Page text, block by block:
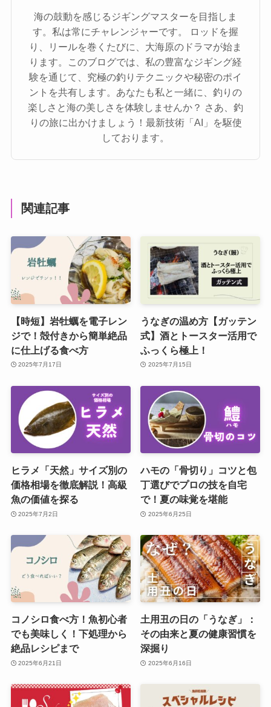
海の鼓動を感じるジギングマスターを目指しま
す。私は常にチャレンジャーです。 ロッドを握
り、リールを巻くたびに、大海原のドラマが始ま
ります。このブログでは、私の豊富なジギング経
験を通じて、究極の釣りテクニックや秘密のポイ
ントを共有します。あなたも私と一緒に、釣りの
楽しさと海の美しさを体験しませんか？ さあ、釣
りの旅に出かけましょう！最新技術「AI」を駆使
しております。
関連記事
【時短】岩牡蠣を電子レン
ジで！殻付きから簡単絶品
に仕上げる食べ方
2025年7月17日
うなぎの温め方【ガッテン
式】酒とトースター活用で
ふっくら極上！
2025年7月15日
ヒラメ「天然」サイズ別の
価格相場を徹底解説！高級
魚の価値を探る
2025年7月2日
ハモの「骨切り」コツと包
丁選びでプロの技を自宅
で！夏の味覚を堪能
2025年6月25日
コノシロ食べ方！魚初心者
でも美味しく！下処理から
絶品レシピまで
2025年6月21日
土用丑の日の「うなぎ」：
その由来と夏の健康習慣を
深掘り
2025年6月16日